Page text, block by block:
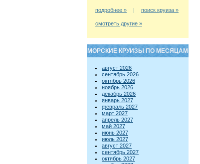
подробнее » | поиск круиза »
смотреть другие »
МОРСКИЕ КРУИЗЫ ПО МЕСЯЦАМ
август 2026
сентябрь 2026
октябрь 2026
ноябрь 2026
декабрь 2026
январь 2027
февраль 2027
март 2027
апрель 2027
май 2027
июнь 2027
июль 2027
август 2027
сентябрь 2027
октябрь 2027